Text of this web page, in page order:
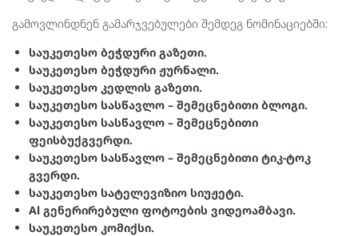
გამოვლინდნენ გამარჯვებულები შემდეგ ნომინაციებში:
საუკეთესო ბეჭდური გაზეთი.
საუკეთესო ბეჭდური ჟურნალი.
საუკეთესო კედლის გაზეთი.
საუკეთესო სასწავლო – შემეცნებითი ბლოგი.
საუკეთესო სასწავლო – შემეცნებითი
ფეისბუქგვერდი.
საუკეთესო სასწავლო – შემეცნებითი ტიკ-ტოკ
გვერდი.
საუკეთესო სატელევიზიო სიუჟეტი.
Al გენერირებული ფოტოების ვიდეოამბავი.
საუკეთესო კომიქსი.